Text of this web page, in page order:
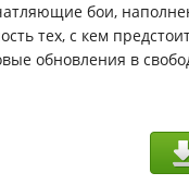
бои,
тех, с кем
обновления в